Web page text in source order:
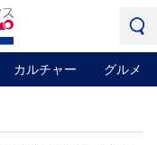
カルチャー グルメ